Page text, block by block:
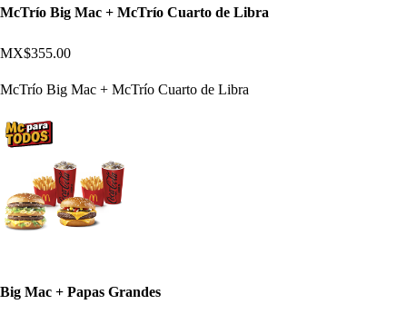
McTrío Big Mac + McTrío Cuarto de Libra
MX$355.00
McTrío Big Mac + McTrío Cuarto de Libra
Big Mac + Papas Grandes